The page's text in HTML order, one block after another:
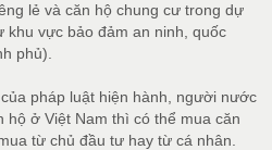
lẻ và căn hộ chung cư trong dự
vực bảo đảm an ninh, quốc
phủ).
pháp luật hiện hành, người nước
hộ ở Việt Nam thì có thể mua căn
từ chủ đầu tư hay từ cá nhân.